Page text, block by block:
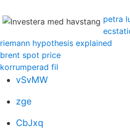
petra
riemann hypothesis explained
brent spot price
korrumperad fil
vSvMW
zge
CbJxq